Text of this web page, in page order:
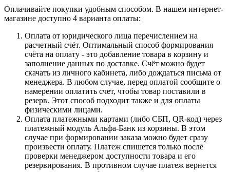
Оплачивайте покупки удобным способом. В нашем интернет-
магазине доступно 4 варианта оплаты:
Оплата от юридического лица перечислением на
расчетный счёт. Оптимальный способ формирования
счёта на оплату - это добавление товара в корзину и
заполнение данных по доставке. Счёт можно будет
скачать из личного кабинета, либо дождаться письма от
менеджера. В любом случае, перед оплатой сообщите о
намерении оплатить счет, чтобы товар поставили в
резерв. Этот способ подходит также и для оплаты
физическими лицами.
Оплата платежными картами (либо СБП, QR-код) через
платежный модуль Альфа-Банк из корзины. В этом
случае при формировании заказа можно будет сразу
произвести оплату. Платеж спишется только после
проверки менеджером доступности товара и его
резервирования. В противном случае платеж вернется